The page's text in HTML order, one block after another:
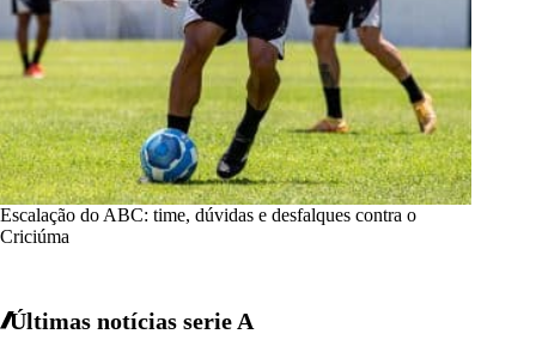
Escalação do ABC: time, dúvidas e desfalques contra o
Criciúma
Últimas notícias serie A